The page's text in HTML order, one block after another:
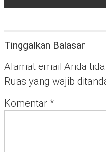
Tinggalkan Balasan
Alamat email Anda
Ruas yang wajib
Komentar *